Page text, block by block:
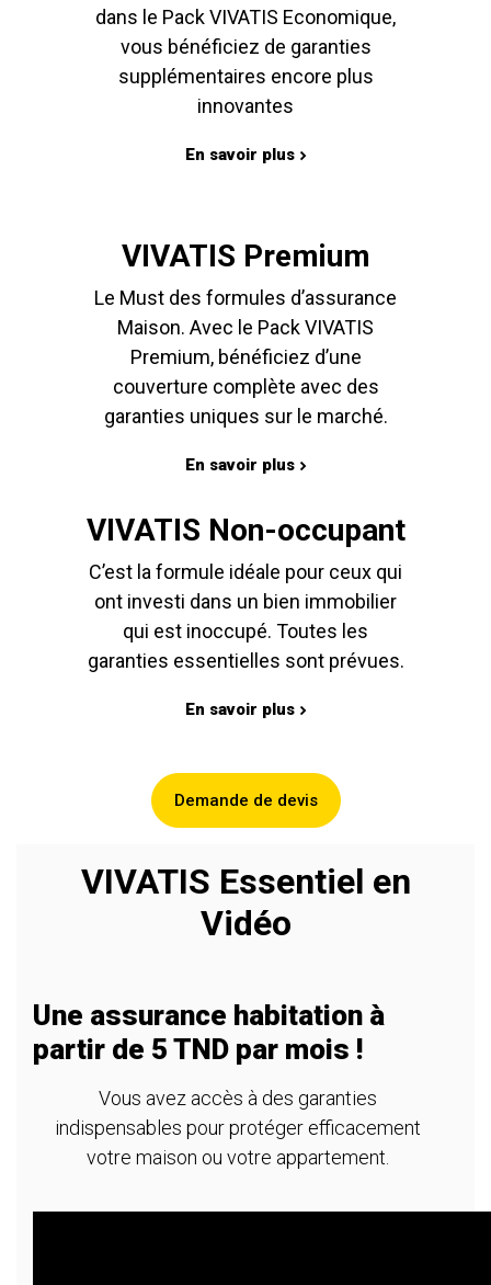
dans le Pack VIVATIS Economique,
vous bénéficiez de garanties
supplémentaires encore plus
innovantes
En savoir plus
VIVATIS Premium
Le Must des formules d’assurance
Maison. Avec le Pack VIVATIS
Premium, bénéficiez d’une
couverture complète avec des
garanties uniques sur le marché.
En savoir plus
VIVATIS Non-occupant
C’est la formule idéale pour ceux qui
ont investi dans un bien immobilier
qui est inoccupé. Toutes les
garanties essentielles sont prévues.
En savoir plus
Demande de devis
VIVATIS Essentiel en
Vidéo
Une assurance habitation à
partir de 5 TND par mois !
Vous avez accès à des garanties
indispensables pour protéger efficacement
votre maison ou votre appartement.